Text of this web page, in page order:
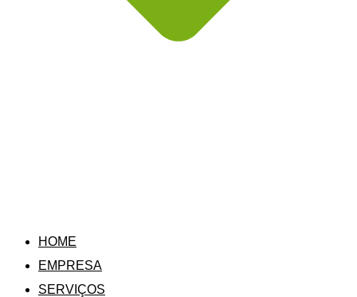
HOME
EMPRESA
SERVIÇOS